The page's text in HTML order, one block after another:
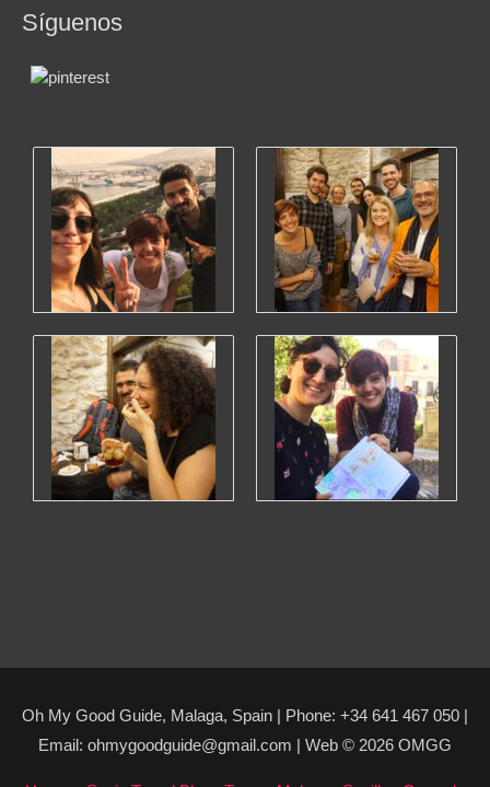
Síguenos
Oh My Good Guide, Malaga, Spain | Phone: +34 641 467 050 |
Email: ohmygoodguide@gmail.com | Web © 2026 OMGG